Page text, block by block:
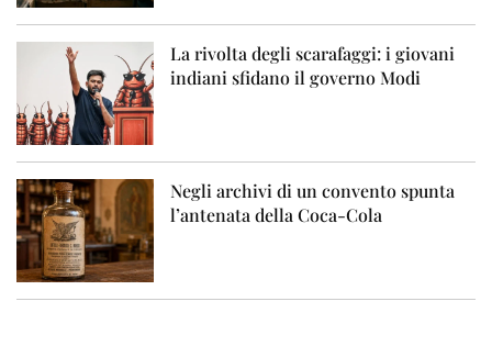
La rivolta degli scarafaggi: i giovani
indiani sfidano il governo Modi
Negli archivi di un convento spunta
l’antenata della Coca-Cola